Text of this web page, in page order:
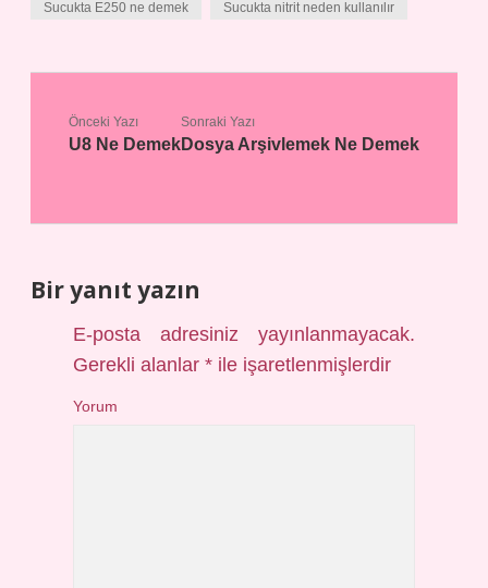
Sucukta E250 ne demek Sucukta nitrit neden kullanılır
Önceki Yazı
U8 Ne Demek
Sonraki Yazı
Dosya Arşivlemek Ne Demek
Bir yanıt yazın
E-posta adresiniz yayınlanmayacak.
Gerekli alanlar* ile işaretlenmişlerdir
Yorum